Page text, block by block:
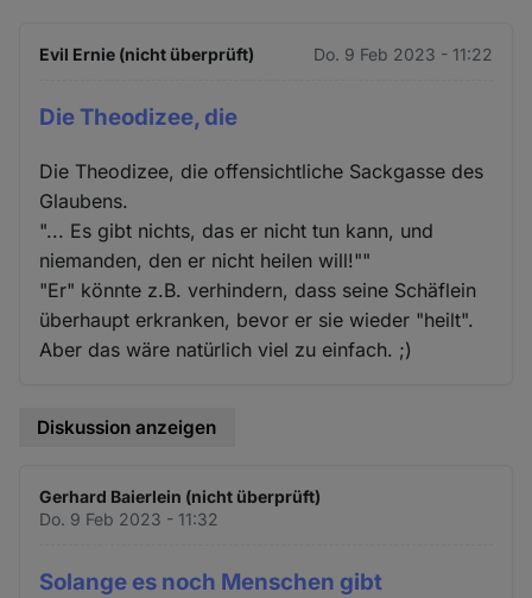
Evil Ernie (nicht überprüft) Do. 9 Feb 2023 - 11:22
Die Theodizee, die
Die Theodizee, die offensichtliche Sackgasse des
Glaubens.
"... Es gibt nichts, das er nicht tun kann, und
niemanden, den er nicht heilen will!""
"Er" könnte z.B. verhindern, dass seine Schäflein
überhaupt erkranken, bevor er sie wieder "heilt".
Aber das wäre natürlich viel zu einfach. ;)
Diskussion anzeigen
Gerhard Baierlein (nicht überprüft)
Do. 9 Feb 2023 - 11:32
Solange es noch Menschen gibt